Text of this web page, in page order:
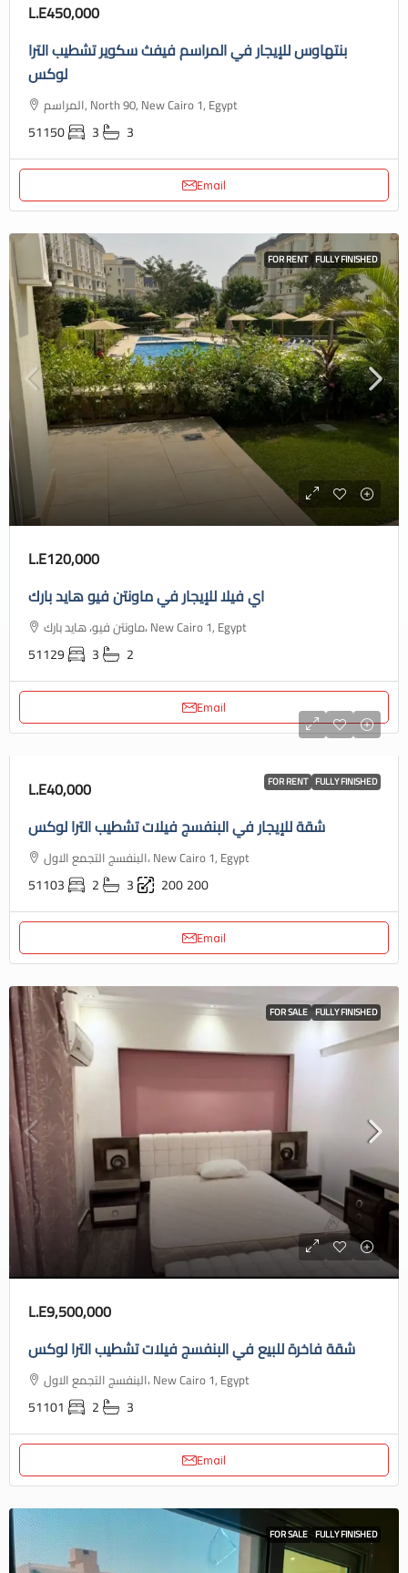
L.E450,000
بنتهاوس للإيجار في المراسم فيفث سكوير تشطيب الترا
لوكس
المراسم, North 90, New Cairo 1, Egypt
51150 3 3
Email
FOR RENT FULLY FINISHED
L.E120,000
اي فيلا للإيجار في ماونتن فيو هايد بارك
ماونتن فيو، هايد بارك، New Cairo 1, Egypt
51129 3 2
Email
FOR RENT FULLY FINISHED
L.E40,000
شقة للإيجار في البنفسج فيلات تشطيب الترا لوكس
البنفسج التجمع الاول، New Cairo 1, Egypt
51103 2 3 200200
Email
FOR SALE FULLY FINISHED
L.E9,500,000
شقة فاخرة للبيع في البنفسج فيلات تشطيب الترا لوكس
البنفسج التجمع الاول، New Cairo 1, Egypt
51101 2 3
Email
FOR SALE FULLY FINISHED